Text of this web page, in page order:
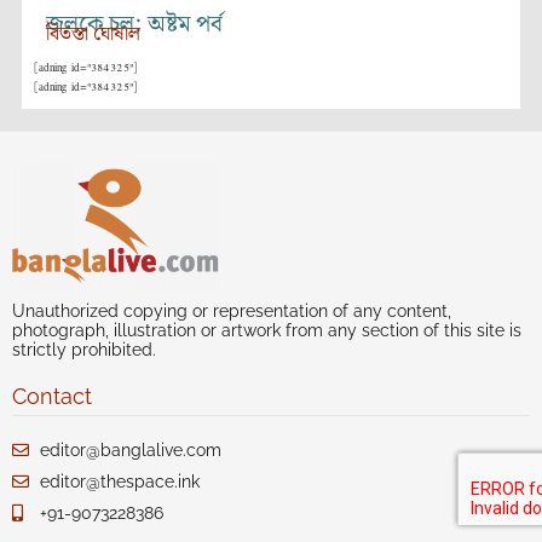
জলকে চল: অষ্টম পর্ব
বিতস্তা ঘোষাল
[adning id="384325"]
[adning id="384325"]
Unauthorized copying or representation of any content,
photograph, illustration or artwork from any section of this site is
strictly prohibited.
Contact
editor@banglalive.com
editor@thespace.ink
+91-9073228386